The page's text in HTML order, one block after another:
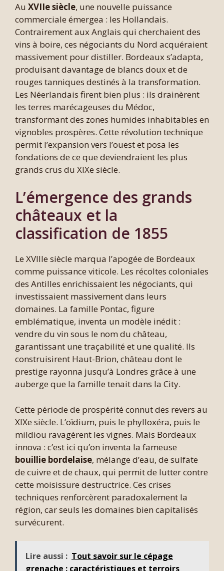
Au XVIIe siècle, une nouvelle puissance
commerciale émergea : les Hollandais.
Contrairement aux Anglais qui cherchaient des
vins à boire, ces négociants du Nord acquéraient
massivement pour distiller. Bordeaux s’adapta,
produisant davantage de blancs doux et de
rouges tanniques destinés à la transformation.
Les Néerlandais firent bien plus : ils drainèrent
les terres marécageuses du Médoc,
transformant des zones humides inhabitables en
vignobles prospères. Cette révolution technique
permit l’expansion vers l’ouest et posa les
fondations de ce que deviendraient les plus
grands crus du XIXe siècle.
L’émergence des grands
châteaux et la
classification de 1855
Le XVIIIe siècle marqua l’apogée de Bordeaux
comme puissance viticole. Les récoltes coloniales
des Antilles enrichissaient les négociants, qui
investissaient massivement dans leurs
domaines. La famille Pontac, figure
emblématique, inventa un modèle inédit :
vendre du vin sous le nom du château,
garantissant une traçabilité et une qualité. Ils
construisirent Haut-Brion, château dont le
prestige rayonna jusqu’à Londres grâce à une
auberge que la famille tenait dans la City.
Cette période de prospérité connut des revers au
XIXe siècle. L’oïdium, puis le phylloxéra, puis le
mildiou ravagèrent les vignes. Mais Bordeaux
innova : c’est ici qu’on inventa la fameuse
bouillie bordelaise, mélange d’eau, de sulfate
de cuivre et de chaux, qui permit de lutter contre
cette moisissure destructrice. Ces crises
techniques renforcèrent paradoxalement la
région, car seuls les domaines bien capitalisés
survécurent.
Lire aussi : Tout savoir sur le cépage
grenache : caractéristiques et terroirs